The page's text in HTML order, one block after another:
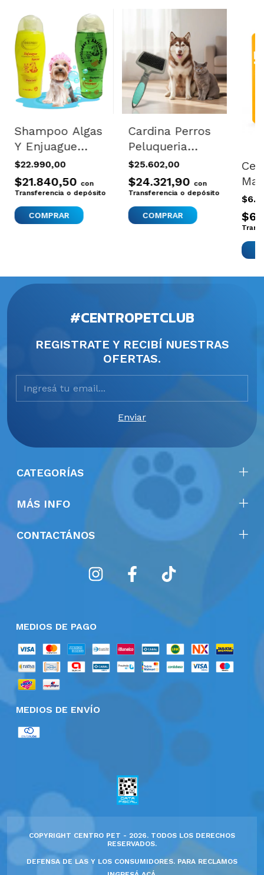
Shampoo Algas
Y Enjuague
Abrillantador
Perros Gatos
Osspret Natural
$22.990,00
$21.840,50 con
Transferencia o depósito
Cardina Perros
Peluqueria
Grooming Gatos
Conejos Suave
Nuevo Celeste
$25.602,00
$24.321,90 con
Transferencia o depósito
#CENTROPETCLUB
REGISTRATE Y RECIBÍ NUESTRAS
OFERTAS.
CATEGORÍAS
MÁS INFO
CONTACTÁNOS
MEDIOS DE PAGO
MEDIOS DE ENVÍO
COPYRIGHT CENTRO PET - 2026. TODOS LOS DERECHOS
RESERVADOS.
DEFENSA DE LAS Y LOS CONSUMIDORES. PARA RECLAMOS